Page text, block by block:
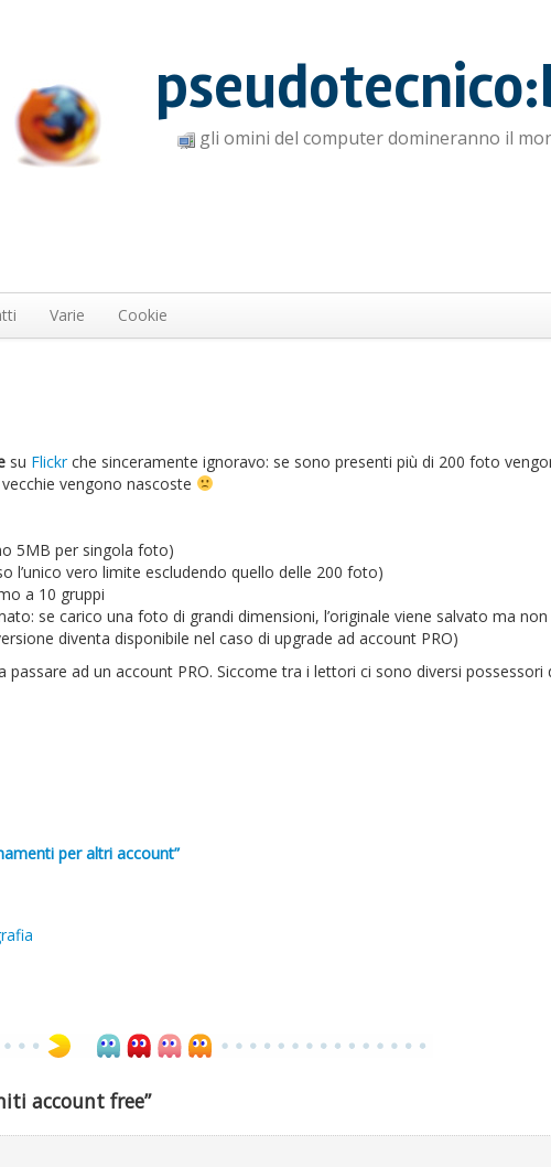
gli omini del computer domineranno il
Varie Cookie
su Flickrche sinceramente ignoravo: se sono presenti più di 200 foto
vengono nascoste
5MB per singola foto)
l’unico vero limite escludendo quello delle 200 foto)
a 10 gruppi
se carico una foto di grandi dimensioni, l’originale viene salvato ma
diventa disponibile nel caso di upgrade ad account PRO)
ad un account PRO. Siccome tra i lettori ci sono diversi possessori
per altri account”
account free”